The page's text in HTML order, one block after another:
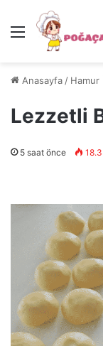
Menü
Anasayfa / Hamur
Lezzetli
5 saat önce